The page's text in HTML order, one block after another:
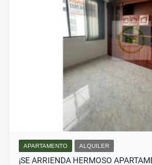
APARTAMENTO ALQUILER
¡SE ARRIENDA HERMOSO